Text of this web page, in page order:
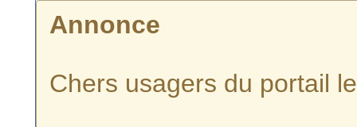
Annonce
Chers usagers du portail